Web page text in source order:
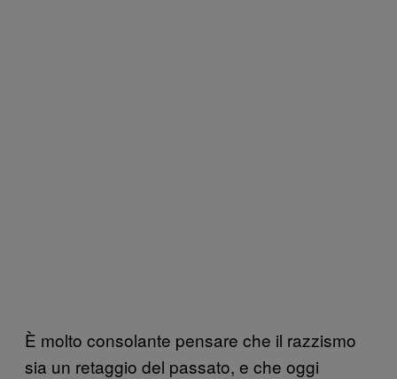
È molto consolante pensare che il razzismo
sia un retaggio del passato, e che oggi